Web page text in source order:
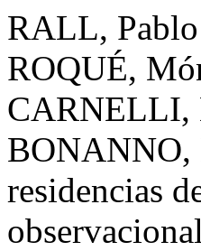
RALL,
ROQUÉ,
CARNELLI,
BONANNO,
residencias